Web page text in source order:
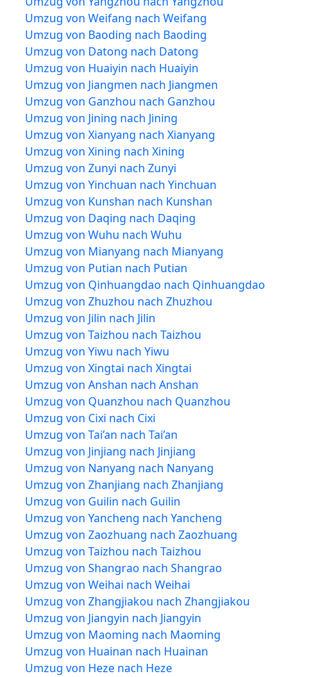
Umzug von Weifang nach Weifang
Umzug von Baoding nach Baoding
Umzug von Datong nach Datong
Umzug von Huaiyin nach Huaiyin
Umzug von Jiangmen nach Jiangmen
Umzug von Ganzhou nach Ganzhou
Umzug von Jining nach Jining
Umzug von Xianyang nach Xianyang
Umzug von Xining nach Xining
Umzug von Zunyi nach Zunyi
Umzug von Yinchuan nach Yinchuan
Umzug von Kunshan nach Kunshan
Umzug von Daqing nach Daqing
Umzug von Wuhu nach Wuhu
Umzug von Mianyang nach Mianyang
Umzug von Putian nach Putian
Umzug von Qinhuangdao nach Qinhuangdao
Umzug von Zhuzhou nach Zhuzhou
Umzug von Jilin nach Jilin
Umzug von Taizhou nach Taizhou
Umzug von Yiwu nach Yiwu
Umzug von Xingtai nach Xingtai
Umzug von Anshan nach Anshan
Umzug von Quanzhou nach Quanzhou
Umzug von Cixi nach Cixi
Umzug von Tai’an nach Tai’an
Umzug von Jinjiang nach Jinjiang
Umzug von Nanyang nach Nanyang
Umzug von Zhanjiang nach Zhanjiang
Umzug von Guilin nach Guilin
Umzug von Yancheng nach Yancheng
Umzug von Zaozhuang nach Zaozhuang
Umzug von Taizhou nach Taizhou
Umzug von Shangrao nach Shangrao
Umzug von Weihai nach Weihai
Umzug von Zhangjiakou nach Zhangjiakou
Umzug von Jiangyin nach Jiangyin
Umzug von Maoming nach Maoming
Umzug von Huainan nach Huainan
Umzug von Heze nach Heze